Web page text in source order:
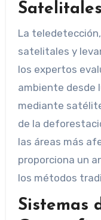
Satelitales
La
satelitales y
los expertos
ambiente desde
mediante
de la
las áreas más
proporciona un
los métodos
Sistemas